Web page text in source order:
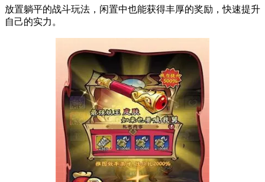
放置躺平的战斗玩法，闲置中也能获得丰厚的奖励，快速提升
自己的实力。